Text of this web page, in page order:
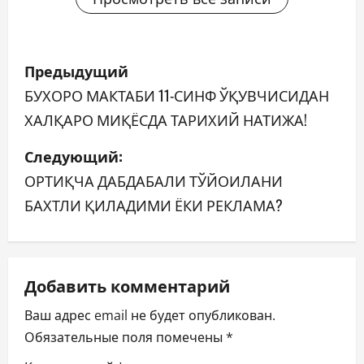
Н
а
в
и
г
а
и
я
Предыдущий
БУХОРО МАКТАБИ 11-СИНФ ЎҚУВЧИСИДАН
ХАЛҚАРО МИҚЁСДА ТАРИХИЙ НАТИЖА!
Следующий:
ОРТИҚЧА ДАБДАБАЛИ ТЎЙОИЛАНИ
БАХТЛИ ҚИЛАДИМИ ЁКИ РЕКЛАМА?
Добавить комментарий
Ваш адрес email не будет опубликован.
Обязательные поля помечены *